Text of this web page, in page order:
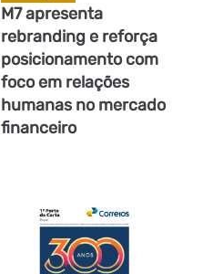
M7 apresenta
rebranding e reforça
posicionamento com
foco em relações
humanas no mercado
financeiro